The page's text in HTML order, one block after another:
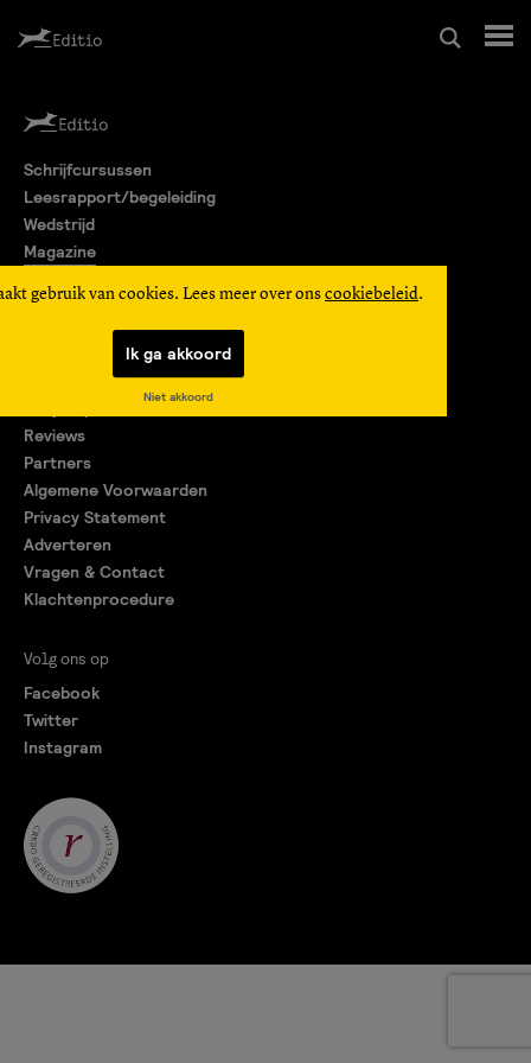
Leesrapport/begeleiding
Wedstrijd
Editio Producties
gebruik van cookies. Lees meer over ons cookiebeleid.
Ik ga akkoord
Niet akkoord
Schrijfcursussen
Leesrapport/begeleiding
Wedstrijd
Magazine
Reviews
Partners
Algemene Voorwaarden
Privacy Statement
Adverteren
Vragen & Contact
Klachtenprocedure
Volg ons op
Facebook
Twitter
Instagram